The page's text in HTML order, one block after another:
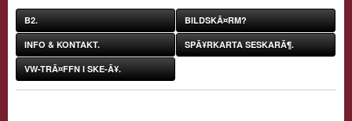
B2. BILDSKÃ¤RM?
INFO & KONTAKT. SPÃ¥RKARTA SESKARÃ¶.
VW-TRÃ¤FFN I SKE-Ã¥.